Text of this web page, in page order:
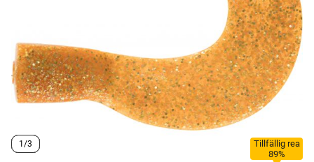
Tillfällig rea
89%
1/3
1/3
1/3